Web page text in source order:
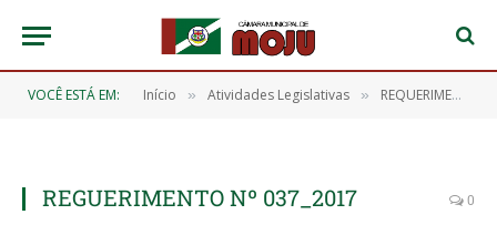
VOCÊ ESTÁ EM: Início » Atividades Legislativas » REQUERIMENTO Nº 037/2017
REGUERIMENTO Nº 037_2017 0